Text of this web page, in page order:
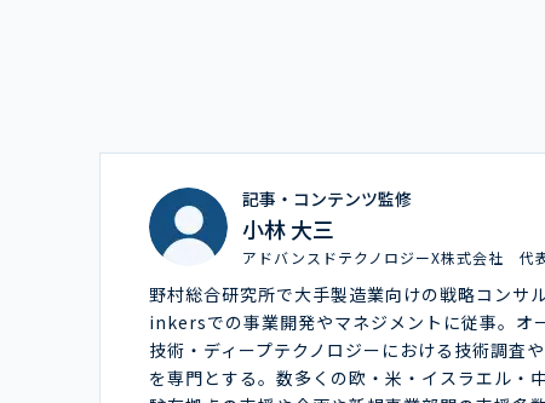
記事・コンテンツ監修
小林 大三
アドバンスドテクノロジーX株式会社 代
野村総合研究所で大手製造業向けの戦略コンサ
inkersでの事業開発やマネジメントに従事。オ
技術・ディープテクノロジーにおける技術調査
を専門とする。数多くの欧・米・イスラエル・